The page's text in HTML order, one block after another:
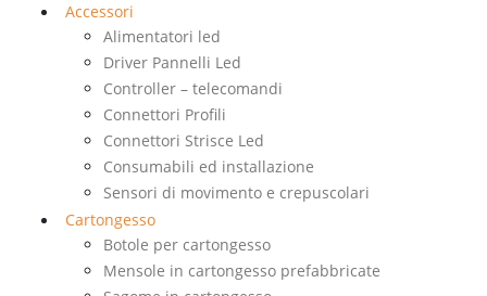
Accessori
Alimentatori led
Driver Pannelli Led
Controller – telecomandi
Connettori Profili
Connettori Strisce Led
Consumabili ed installazione
Sensori di movimento e crepuscolari
Cartongesso
Botole per cartongesso
Mensole in cartongesso prefabbricate